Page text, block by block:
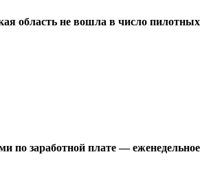
область не вошла в число
по заработной плате —